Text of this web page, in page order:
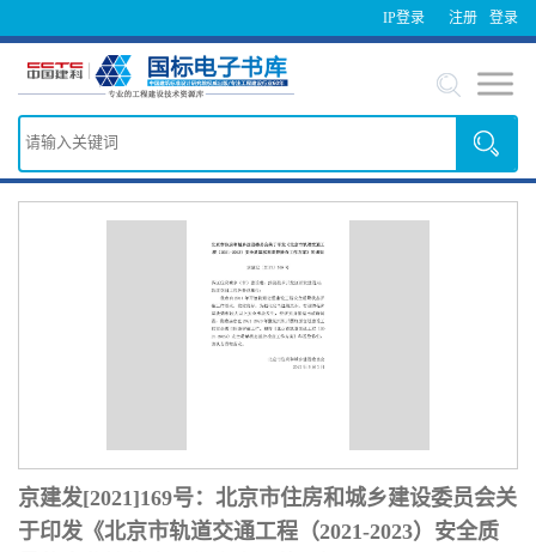
IP登录 登录
注册
京建发[2021]169号：北京市住房和城乡建设委员会关
于印发《北京市轨道交通工程（2021-2023）安全质